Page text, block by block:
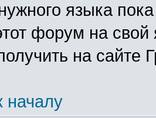
языка
форум на
на сайте
началу